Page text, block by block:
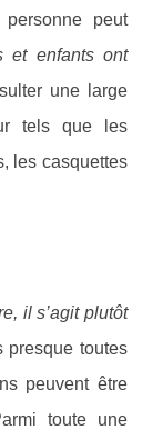
peut
et enfants ont
une large
tels que les
les casquettes
il s’agit plutôt
presque toutes
peuvent être
toute une